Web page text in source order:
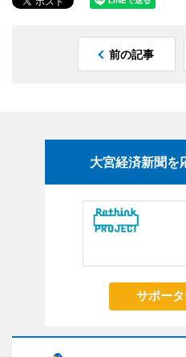
前の記事
大宮経済新聞を
サポー